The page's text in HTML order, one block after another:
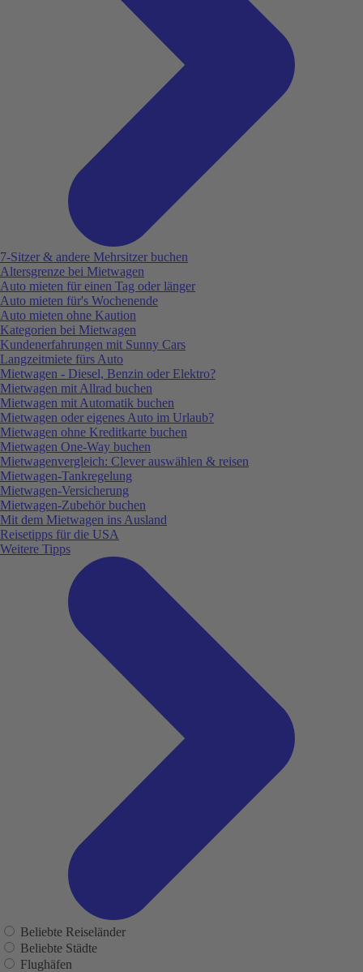
7-Sitzer & andere Mehrsitzer buchen
Altersgrenze bei Mietwagen
Auto mieten für einen Tag oder länger
Auto mieten für's Wochenende
Auto mieten ohne Kaution
Kategorien bei Mietwagen
Kundenerfahrungen mit Sunny Cars
Langzeitmiete fürs Auto
Mietwagen - Diesel, Benzin oder Elektro?
Mietwagen mit Allrad buchen
Mietwagen mit Automatik buchen
Mietwagen oder eigenes Auto im Urlaub?
Mietwagen ohne Kreditkarte buchen
Mietwagen One-Way buchen
Mietwagenvergleich: Clever auswählen & reisen
Mietwagen-Tankregelung
Mietwagen-Versicherung
Mietwagen-Zubehör buchen
Mit dem Mietwagen ins Ausland
Reisetipps für die USA
Weitere Tipps
Beliebte Reiseländer
Beliebte Städte
Flughäfen